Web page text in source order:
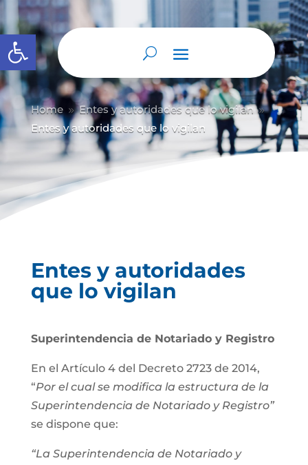
Abrir barra de herramientas
Home 9 Entes y autoridades que lo vigilan 9
Entes y autoridades que lo vigilan
Entes y autoridades
que lo vigilan
Superintendencia de Notariado y Registro
En el Artículo 4 del Decreto 2723 de 2014,
“Por el cual se modifica la estructura de la
Superintendencia de Notariado y Registro”
se dispone que:
“La Superintendencia de Notariado y